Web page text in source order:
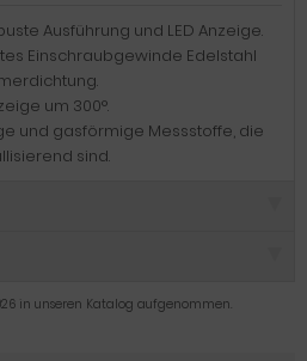
Ausführung und LED Anzeige.
Einschraubgewinde Edelstahl
um 300°.
und gasförmige Messstoffe, die
sind.
in unseren Katalog aufgenommen.